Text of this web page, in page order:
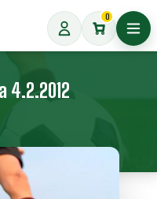
0
4.2.2012